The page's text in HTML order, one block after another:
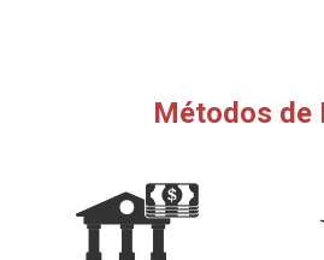
Métodos de